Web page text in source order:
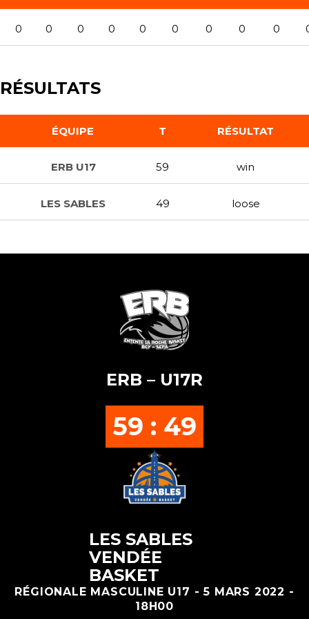
0 0 0 0 0 0 0 0 0
RÉSULTATS
ÉQUIPE T RÉSULTAT
ERB U17 59 win
LES SABLES 49 loose
ERB – U17R
59 : 49
LES SABLES
VENDÉE
BASKET
RÉGIONALE MASCULINE U17 - 5 MARS 2022 -
18H00